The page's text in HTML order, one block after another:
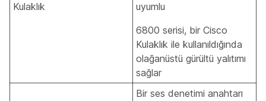
Kulaklık
uyumlu
6800 serisi, bir Cisco
Kulaklık ile kullanıldığında
olağanüstü gürültü yalıtımı
sağlar
Bir ses denetimi anahtarı